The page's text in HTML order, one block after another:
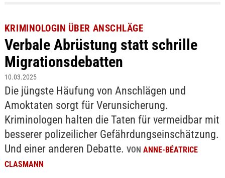
KRIMINOLOGIN ÜBER ANSCHLÄGE
Verbale Abrüstung statt schrille
Migrationsdebatten
10.03.2025
Die jüngste Häufung von Anschlägen und
Amoktaten sorgt für Verunsicherung.
Kriminologen halten die Taten für vermeidbar mit
besserer polizeilicher Gefährdungseinschätzung.
Und einer anderen Debatte. VON ANNE-BÉATRICE
CLASMANN